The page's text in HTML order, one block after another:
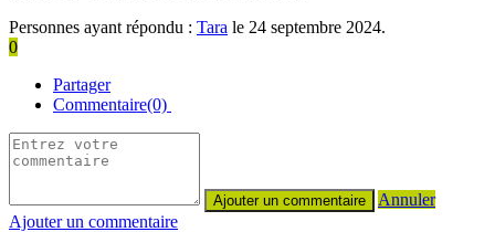
Personnes ayant répondu : Tara le 24 septembre 2024.
0
Partager
Commentaire(0)
Annuler
Ajouter un commentaire